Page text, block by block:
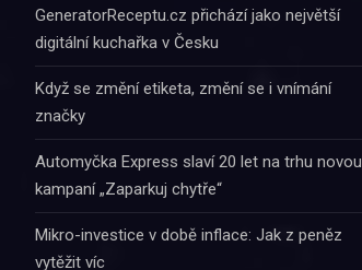
GeneratorReceptu.cz přichází jako největší
digitální kuchařka v Česku
Když se změní etiketa, změní se i vnímání
značky
Automyčka Express slaví 20 let na trhu novou
kampaní „Zaparkuj chytře“
Mikro-investice v době inflace: Jak z peněz
vytěžit víc